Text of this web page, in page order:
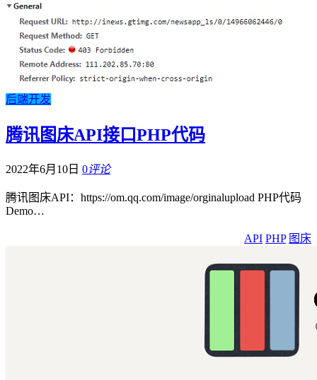
后端开发
腾讯图床API接口PHP代码
2022年6月10日 0评论
腾讯图床API：https://om.qq.com/image/orginalupload PHP代码
Demo…
API PHP 图床